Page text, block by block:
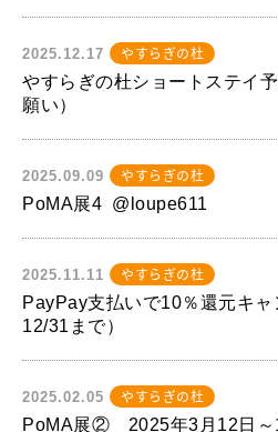
2025.12.17 やすらぎの杜
やすらぎの杜ショートステイ
願い）
2025.09.09 やすらぎの杜
PoMA展4 @loupe611
2025.11.11 やすらぎの杜
PayPay支払いで10％還元キャ
12/31まで）
2025.02.05 やすらぎの杜
PoMA展② 2025年3月12日